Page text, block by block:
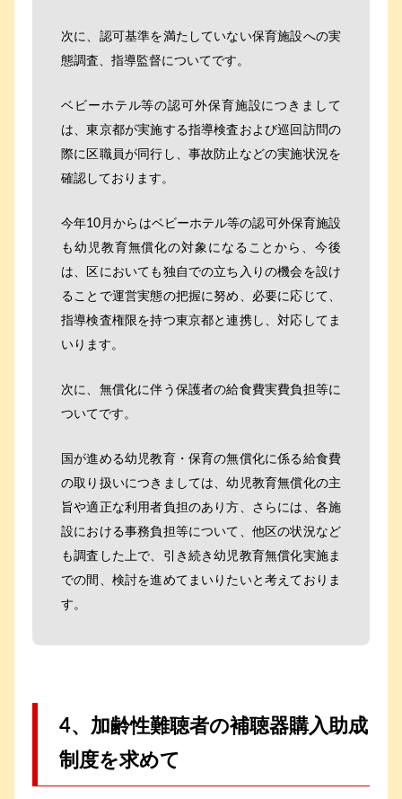
次に、認可基準を満たしていない保育施設への実
態調査、指導監督についてです。
ベビーホテル等の認可外保育施設につきまして
は、東京都が実施する指導検査および巡回訪問の
際に区職員が同行し、事故防止などの実施状況を
確認しております。
今年10月からはベビーホテル等の認可外保育施設
も幼児教育無償化の対象になることから、今後
は、区においても独自での立ち入りの機会を設け
ることで運営実態の把握に努め、必要に応じて、
指導検査権限を持つ東京都と連携し、対応してま
いります。
次に、無償化に伴う保護者の給食費実費負担等に
ついてです。
国が進める幼児教育・保育の無償化に係る給食費
の取り扱いにつきましては、幼児教育無償化の主
旨や適正な利用者負担のあり方、さらには、各施
設における事務負担等について、他区の状況など
も調査した上で、引き続き幼児教育無償化実施ま
での間、検討を進めてまいりたいと考えておりま
す。
4、加齢性難聴者の補聴器購入助成
制度を求めて